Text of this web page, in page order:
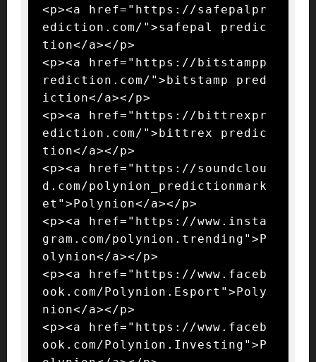
<p><a href="https://safepalpr
ediction.com/">safepal predic
tion</a></p>
<p><a href="https://bitstampp
rediction.com/">bitstamp pred
iction</a></p>
<p><a href="https://bittrexpr
ediction.com/">bittrex predic
tion</a></p>
<p><a href="https://soundclou
d.com/polynion_predictionmark
et">Polynion</a></p>
<p><a href="https://www.insta
gram.com/polynion.trending">P
olynion</a></p>
<p><a href="https://www.faceb
ook.com/Polynion.Esport">Poly
nion</a></p>
<p><a href="https://www.faceb
ook.com/Polynion.Investing">P